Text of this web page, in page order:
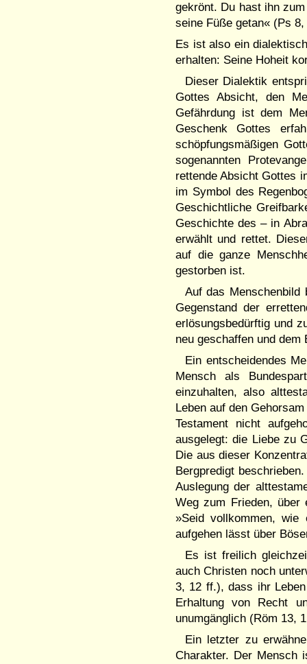
gekrönt. Du hast ihn
seine Füße getan« (Ps 8,
Es ist also ein
erhalten: Seine Hoheit
Dieser Dialektik
Gottes Absicht, den
Gefährdung ist dem
Geschenk Gottes
schöpfungsmäßigen
sogenannten
rettende Absicht Gottes
im Symbol des
Geschichtliche
Geschichte des – in
erwählt und rettet.
auf die ganze
gestorben ist.
Auf das Menschenbild
Gegenstand der
erlösungsbedürftig und
neu geschaffen und
Ein entscheidendes
Mensch als
einzuhalten, also
Leben auf den
Testament nicht
ausgelegt: die Liebe zu
Die aus dieser
Bergpredigt
Auslegung der
Weg zum Frieden, über
»Seid vollkommen,
aufgehen lässt über
Es ist freilich
auch Christen noch
3, 12 ff.), dass ihr
Erhaltung von Recht
unumgänglich (Röm 13,
Ein letzter zu
Charakter. Der Mensch